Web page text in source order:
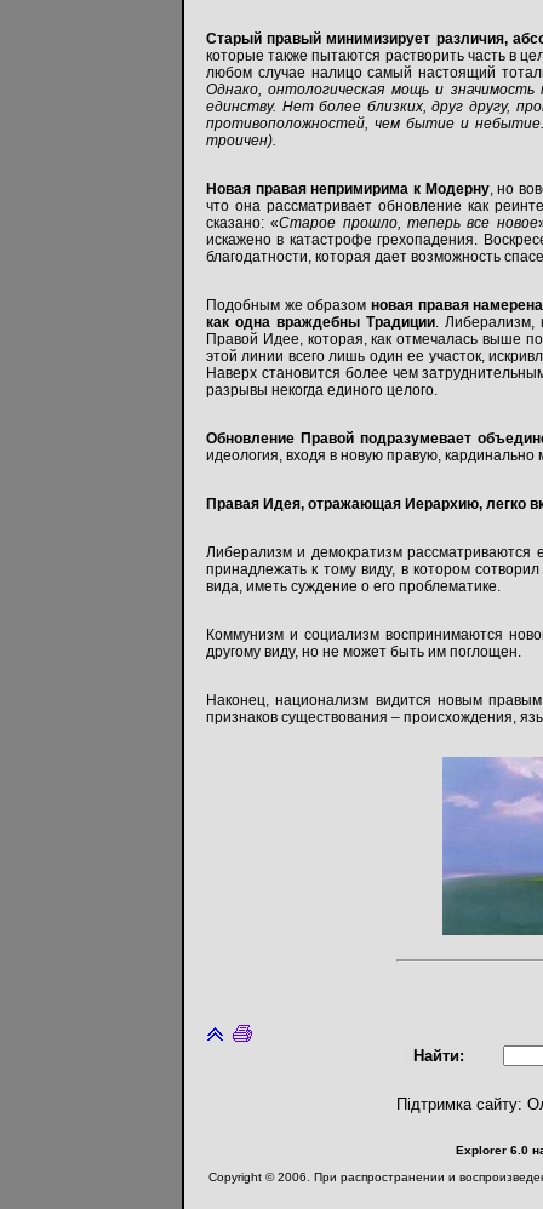
Старый правый минимизирует различия,
которые также пытаются растворить часть в
любом случае налицо самый настоящий
Однако, онтологическая мощь и
единству. Нет более близких, друг другу,
противоположностей, чем бытие и
троичен).
Новая правая непримирима к Модерну, но
что она рассматривает обновление как
сказано: «Старое прошло, теперь все новое
искажено в катастрофе грехопадения.
благодатности, которая дает возможность
Подобным же образом новая правая
как одна враждебны Традиции. Либерализм,
Правой Идее, которая, как отмечалась выше
этой линии всего лишь один ее участок,
Наверх становится более чем
разрывы некогда единого целого.
Обновление Правой подразумевает
идеология, входя в новую правую,
Правая Идея, отражающая Иерархию, легко
Либерализм и демократизм рассматриваются
принадлежать к тому виду, в котором
вида, иметь суждение о его проблематике.
Коммунизм и социализм воспринимаются
другому виду, но не может быть им поглощен.
Наконец, национализм видится новым правым
признаков существования – происхождения,
Найти:
Підтримка сайту:
Explorer 6.0
Copyright © 2006. При распространении и